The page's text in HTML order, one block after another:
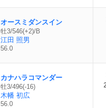
オースミダンスイン
牡3/546(+2)/B
江田 照男
56.0
カナハラコマンダー
牡3/496(-16)
木幡 初広
56.0